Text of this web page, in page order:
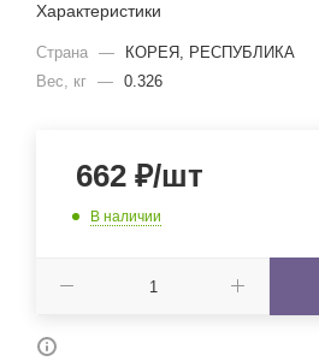
Характеристики
Страна —
КОРЕЯ, РЕСПУБЛИКА
Вес, кг — 0.326
662 ₽/шт
В наличии